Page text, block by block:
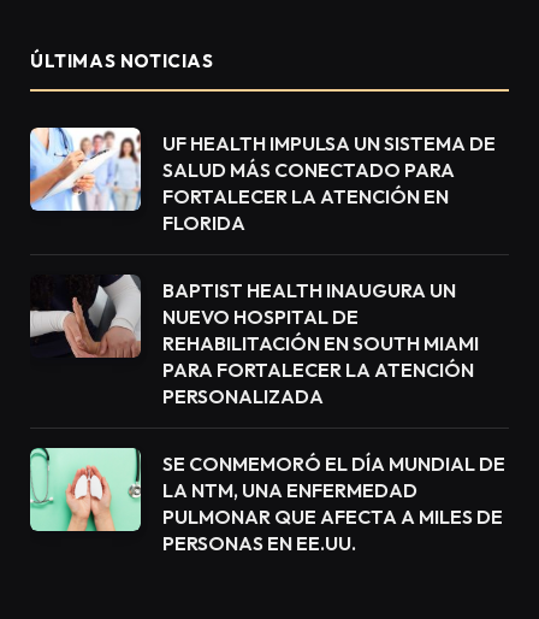
ÚLTIMAS NOTICIAS
UF HEALTH IMPULSA UN SISTEMA DE
SALUD MÁS CONECTADO PARA
FORTALECER LA ATENCIÓN EN
FLORIDA
BAPTIST HEALTH INAUGURA UN
NUEVO HOSPITAL DE
REHABILITACIÓN EN SOUTH MIAMI
PARA FORTALECER LA ATENCIÓN
PERSONALIZADA
SE CONMEMORÓ EL DÍA MUNDIAL DE
LA NTM, UNA ENFERMEDAD
PULMONAR QUE AFECTA A MILES DE
PERSONAS EN EE.UU.